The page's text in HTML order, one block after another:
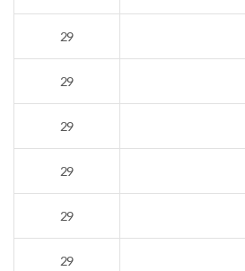
29
29
29
29
29
29